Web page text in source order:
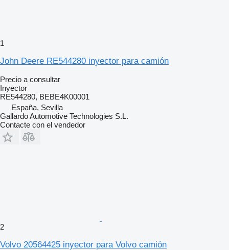
1
John Deere RE544280 inyector para camión
Precio a consultar
Inyector
RE544280, BEBE4K00001
España, Sevilla
Gallardo Automotive Technologies S.L.
Contacte con el vendedor
2
Volvo 20564425 inyector para Volvo camión